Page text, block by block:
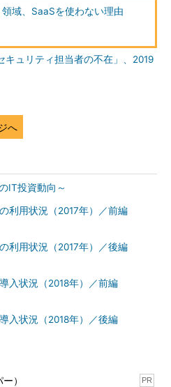
域、SaaSを使わない理由
キュリティ担当者の不在」、2019
へ
IT投資動向～
利用状況（2017年）／前編
利用状況（2017年）／後編
入状況（2018年）／前編
入状況（2018年）／後編
） PR